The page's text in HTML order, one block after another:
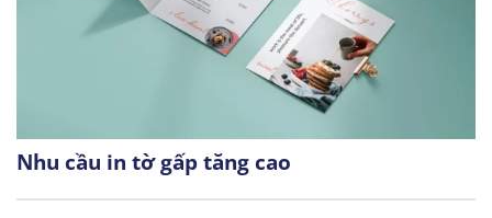
Nhu cầu in tờ gấp tăng cao